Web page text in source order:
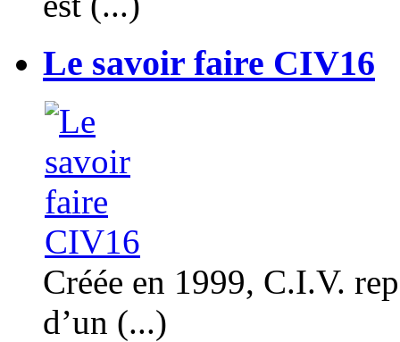
Le savoir faire CIV16
Créée en 1999, C.I.V.
d’un (...)